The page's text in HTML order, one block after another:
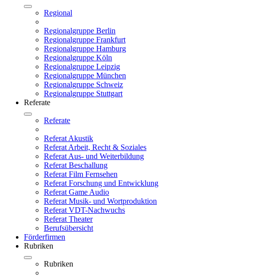
Regional
Regionalgruppe Berlin
Regionalgruppe Frankfurt
Regionalgruppe Hamburg
Regionalgruppe Köln
Regionalgruppe Leipzig
Regionalgruppe München
Regionalgruppe Schweiz
Regionalgruppe Stuttgart
Referate
Referate
Referat Akustik
Referat Arbeit, Recht & Soziales
Referat Aus- und Weiterbildung
Referat Beschallung
Referat Film Fernsehen
Referat Forschung und Entwicklung
Referat Game Audio
Referat Musik- und Wortproduktion
Referat VDT-Nachwuchs
Referat Theater
Berufsübersicht
Förderfirmen
Rubriken
Rubriken